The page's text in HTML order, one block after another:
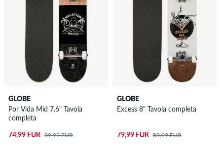
GLOBE
Por Vida Mid 7.6" Tavola
completa
74,99 EUR 89,99 EUR
GLOBE
Excess 8" Tavola completa
79,99 EUR 89,99 EUR